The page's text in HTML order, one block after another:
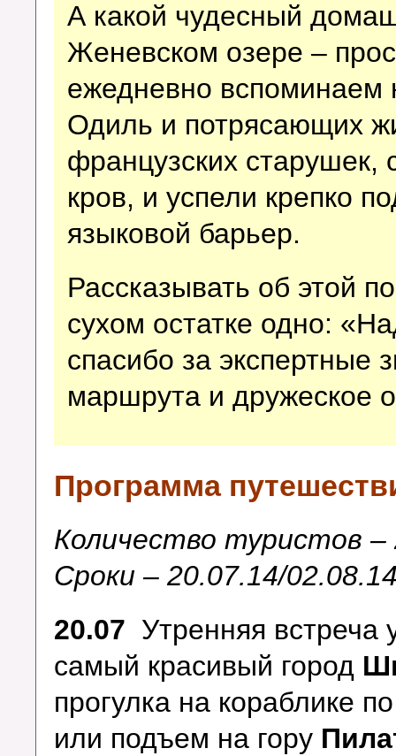
А какой чудесный
Женевском озере –
ежедневно вспоминаем
Одиль и потрясающих
французских
кров, и успели крепко
языковой барьер.
Рассказывать об этой
сухом остатке одно:
спасибо за экспертные
маршрута и дружеское
Программа
Количество туристов –
Сроки – 20.07.14/
20.07 Утренняя встреча
самый красивый город
прогулка на кораблике
или подъем на гору